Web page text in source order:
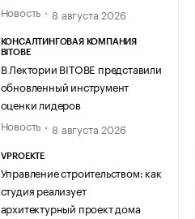
Новость
8 августа 2026
КОНСАЛТИНГОВАЯ КОМПАНИЯ
BITOBE
В Лектории BITOBE представили
обновленный инструмент
оценки лидеров
Новость
8 августа 2026
VPROEKTE
Управление строительством: как
студия реализует
архитектурный проект дома